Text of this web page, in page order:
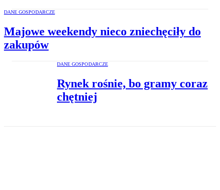
DANE GOSPODARCZE
Majowe weekendy nieco zniechęciły do
zakupów
DANE GOSPODARCZE
Rynek rośnie, bo gramy coraz
chętniej